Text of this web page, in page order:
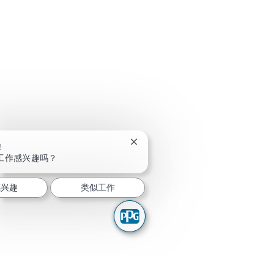
作感兴趣吗？
关闭聊天机器人通知
趣 类似工作